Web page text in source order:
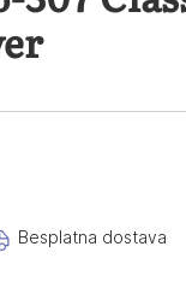
Besplatna dostava